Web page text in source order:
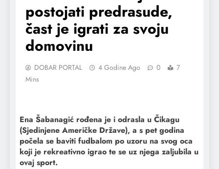
postojati predrasude,
čast je igrati za svoju
domovinu
DOBAR PORTAL 4 Godine Ago 0
7
Mins
Ena Šabanagić rođena je i odrasla u Čikagu
(Sjedinjene Američke Države), a s pet godina
počela se baviti fudbalom po uzoru na svog oca
koji je rekreativno igrao te se uz njega zaljubila u
ovaj sport.